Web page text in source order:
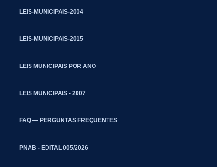
LEIS-MUNICIPAIS-2004
LEIS-MUNICIPAIS-2015
LEIS MUNICIPAIS POR ANO
LEIS MUNICIPAIS - 2007
FAQ — PERGUNTAS FREQUENTES
PNAB - EDITAL 005/2026